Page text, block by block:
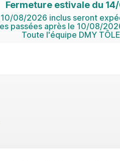
Fermeture estivale du
08/2026 inclus seront
passées après le 10/08/
Toute l'équipe DMY